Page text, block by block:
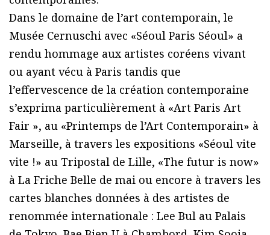
Dans le domaine de l’art contemporain, le
Musée Cernuschi avec «Séoul Paris Séoul» a
rendu hommage aux artistes coréens vivant
ou ayant vécu à Paris tandis que
l’effervescence de la création contemporaine
s’exprima particulièrement à «Art Paris Art
Fair », au «Printemps de l’Art Contemporain» à
Marseille, à travers les expositions «Séoul vite
vite !» au Tripostal de Lille, «The futur is now»
à La Friche Belle de mai ou encore à travers les
cartes blanches données à des artistes de
renommée internationale : Lee Bul au Palais